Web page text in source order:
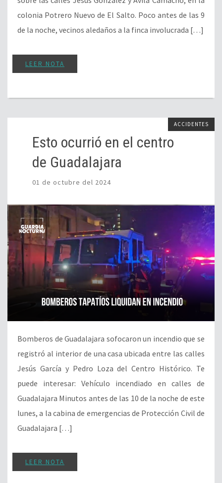
colonia Potrero Nuevo de El Salto. Poco antes de las 9
de la noche, vecinos aledaños a la finca involucrada […]
LEER NOTA
ACCIDENTES
Esto ocurrió en el centro
de Guadalajara
01 de octubre del 2024
Bomberos de Guadalajara sofocaron un incendio que se
registró al interior de una casa ubicada entre las calles
Jesús García y Pedro Loza del Centro Histórico. Te
puede interesar: Vehículo incendiado en calles de
Guadalajara Minutos antes de las 10 de la noche de este
lunes, a la cabina de emergencias de Protección Civil de
Guadalajara […]
LEER NOTA